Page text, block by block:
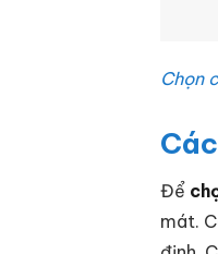
Chọn
Để
mát.